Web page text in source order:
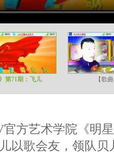
第71期：飞儿 【歌
方艺术学院《明
以歌会友，领队